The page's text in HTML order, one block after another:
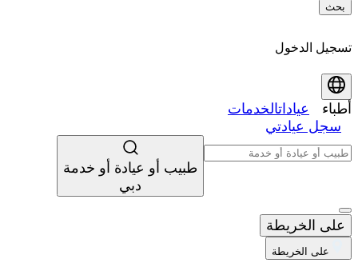
بحث
تسجيل الدخول
أطباء عياداتالخدمات
سجل عيادتي
طبيب أو عيادة أو خدمة
دبي
على الخريطة
على الخريطة